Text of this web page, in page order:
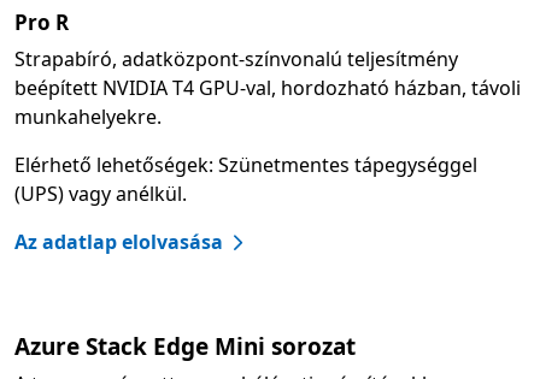
Pro R
Strapabíró, adatközpont-színvonalú teljesítmény
beépített NVIDIA T4 GPU-val, hordozható házban, távoli
munkahelyekre.
Elérhető lehetőségek: Szünetmentes tápegységgel
(UPS) vagy anélkül.
Az adatlap elolvasása
Azure Stack Edge Mini sorozat